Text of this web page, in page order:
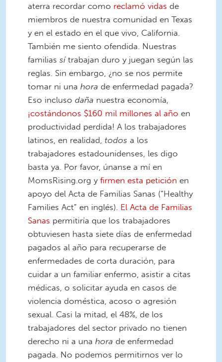
aterra recordar como reclamó vidas de
miembros de nuestra comunidad en Texas
y en el estado en el que vivo, California.
También me siento ofendida. Nuestras
familias sítrabajan duro y juegan según las
reglas. Sin embargo, ¿no se nos permite
tomar ni una hora de enfermedad pagada?
Eso incluso daña nuestra economía,
¡costándonos $160 mil millones al año en
productividad perdida! A los trabajadores
latinos, en realidad, todos a los
trabajadores estadounidenses, les digo
basta ya. Por favor, únanse a mí en
MomsRising.org y firmen esta petición en
apoyo del Acta de Familias Sanas (“Healthy
Families Act” en inglés). El Acta de Familias
Sanas permitiría que los trabajadores
obtuviesen hasta siete días de enfermedad
pagados al año para recuperarse de
enfermedades de corta duración, para
cuidar a un familiar enfermo, asistir a citas
médicas, o solicitar ayuda en casos de
violencia doméstica, acoso o agresión
sexual. Casi la mitad, el 48%, de los
trabajadores del sector privado no tienen
derecho ni a una hora de enfermedad
pagada. No podemos permitirnos ver lo